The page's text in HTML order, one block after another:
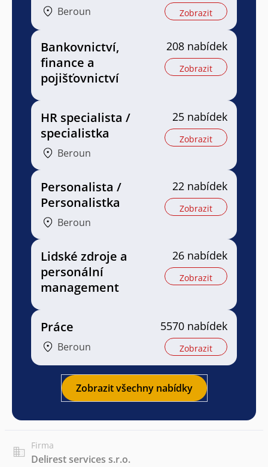
Beroun Zobrazit
Bankovnictví,
finance a
pojišťovnictví
208 nabídek
Zobrazit
HR specialista /
specialistka
Beroun
25 nabídek
Zobrazit
Personalista /
Personalistka
Beroun
22 nabídek
Zobrazit
Lidské zdroje a
personální
management
26 nabídek
Zobrazit
Práce
Beroun
5570 nabídek
Zobrazit
Zobrazit všechny nabídky
Firma
Delirest services s.r.o.